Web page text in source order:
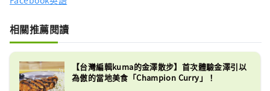
相關推薦閱讀
【台灣編輯kuma的金澤散步】首次體驗金澤引以
為傲的當地美食「Champion Curry」！